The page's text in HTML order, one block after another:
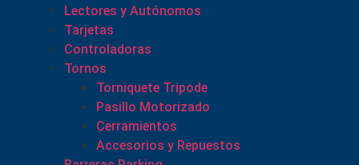
Lectores y Autónomos
Tarjetas
Controladoras
Tornos
Torniquete Tripode
Pasillo Motorizado
Cerramientos
Accesorios y Repuestos